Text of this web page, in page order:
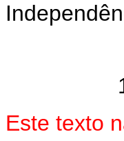
Este texto